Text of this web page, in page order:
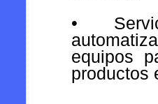
•
equipos
productos